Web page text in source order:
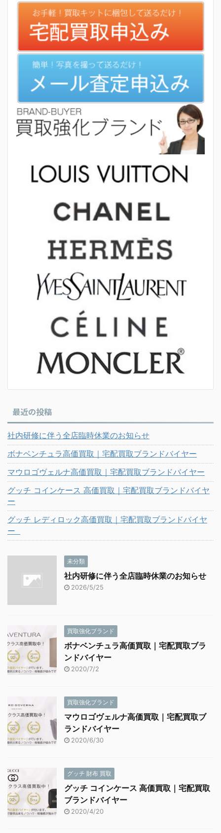
最近の投稿
社内研修に伴う全店臨時休業のお知らせ
ボナベンチュラ高価買取｜宅配買取ブランドバイヤー
マウロゴヴェルナ高価買取｜宅配買取ブランドバイヤー
グッチ コインケース 高価買取｜宅配買取ブランドバイヤ
ー
グッチ レディロック高価買取｜宅配買取ブランドバイヤ
ー
未分類
社内研修に伴う全店臨時休業のお知らせ
2026/5/25
買取強化ブランド
ボナベンチュラ高価買取｜宅配買取ブラ
ンドバイヤー
2020/7/2
買取強化ブランド
マウロゴヴェルナ高価買取｜宅配買取ブ
ランドバイヤー
2020/6/30
グッチ 財布 買取
グッチ コインケース 高価買取｜宅配買取
ブランドバイヤー
2020/4/20